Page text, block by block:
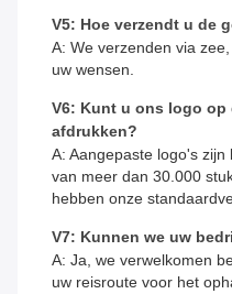
V5: Hoe verzendt u de
A: We verzenden via
uw wensen.
V6: Kunt u ons logo
afdrukken?
A: Aangepaste logo's
van meer dan 30.000
hebben onze
V7: Kunnen we uw
A: Ja, we verwelkomen
uw reisroute voor het